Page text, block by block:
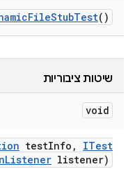
FileStubTest()
שיטות ציבוריות
void
testInfo ,
ITest
Listener listener)